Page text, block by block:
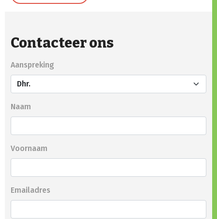
Contacteer ons
Aanspreking
Naam
Voornaam
Emailadres